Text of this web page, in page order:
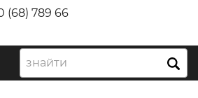
(68) 789 66
знайти